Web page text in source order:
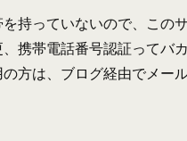
持っていないので、この
携帯電話番号認証ってバ
方は、ブログ経由でメール